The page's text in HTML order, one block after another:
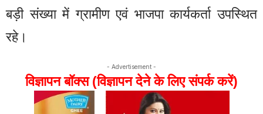
बड़ी संख्या में ग्रामीण एवं भाजपा कार्यकर्ता उपस्थित
रहे।
- Advertisement -
विज्ञापन बॉक्स (विज्ञापन देने के लिए संपर्क करें)